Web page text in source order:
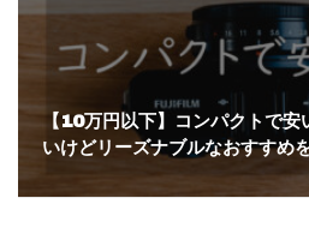
【10万円以下】コンパクトで安
いけどリーズナブルなおすすめ